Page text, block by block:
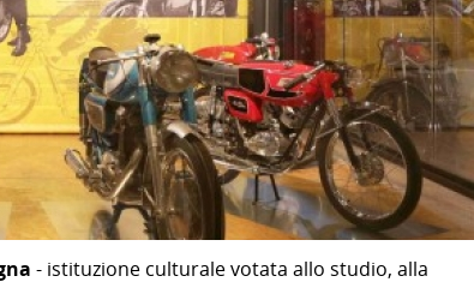
- istituzione culturale votata allo studio, alla